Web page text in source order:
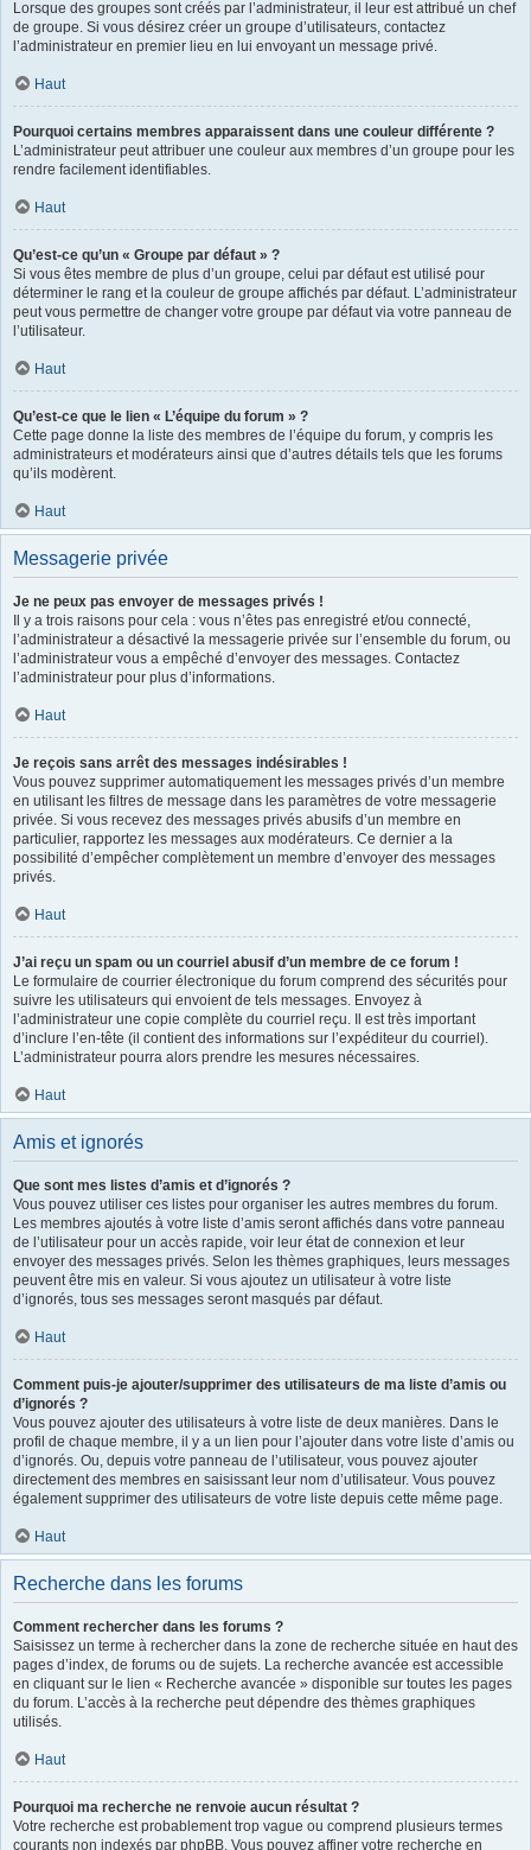
Lorsque des groupes sont créés par l’administrateur, il leur est attribué un chef
de groupe. Si vous désirez créer un groupe d’utilisateurs, contactez
l’administrateur en premier lieu en lui envoyant un message privé.
Haut
Pourquoi certains membres apparaissent dans une couleur différente ?
L’administrateur peut attribuer une couleur aux membres d’un groupe pour les
rendre facilement identifiables.
Haut
Qu’est-ce qu’un « Groupe par défaut » ?
Si vous êtes membre de plus d’un groupe, celui par défaut est utilisé pour
déterminer le rang et la couleur de groupe affichés par défaut. L’administrateur
peut vous permettre de changer votre groupe par défaut via votre panneau de
l’utilisateur.
Haut
Qu’est-ce que le lien « L’équipe du forum » ?
Cette page donne la liste des membres de l’équipe du forum, y compris les
administrateurs et modérateurs ainsi que d’autres détails tels que les forums
qu’ils modèrent.
Haut
Messagerie privée
Je ne peux pas envoyer de messages privés !
Il y a trois raisons pour cela : vous n’êtes pas enregistré et/ou connecté,
l’administrateur a désactivé la messagerie privée sur l’ensemble du forum, ou
l’administrateur vous a empêché d’envoyer des messages. Contactez
l’administrateur pour plus d’informations.
Haut
Je reçois sans arrêt des messages indésirables !
Vous pouvez supprimer automatiquement les messages privés d’un membre
en utilisant les filtres de message dans les paramètres de votre messagerie
privée. Si vous recevez des messages privés abusifs d’un membre en
particulier, rapportez les messages aux modérateurs. Ce dernier a la
possibilité d’empêcher complètement un membre d’envoyer des messages
privés.
Haut
J’ai reçu un spam ou un courriel abusif d’un membre de ce forum !
Le formulaire de courrier électronique du forum comprend des sécurités pour
suivre les utilisateurs qui envoient de tels messages. Envoyez à
l’administrateur une copie complète du courriel reçu. Il est très important
d’inclure l’en-tête (il contient des informations sur l’expéditeur du courriel).
L’administrateur pourra alors prendre les mesures nécessaires.
Haut
Amis et ignorés
Que sont mes listes d’amis et d’ignorés ?
Vous pouvez utiliser ces listes pour organiser les autres membres du forum.
Les membres ajoutés à votre liste d’amis seront affichés dans votre panneau
de l’utilisateur pour un accès rapide, voir leur état de connexion et leur
envoyer des messages privés. Selon les thèmes graphiques, leurs messages
peuvent être mis en valeur. Si vous ajoutez un utilisateur à votre liste
d’ignorés, tous ses messages seront masqués par défaut.
Haut
Comment puis-je ajouter/supprimer des utilisateurs de ma liste d’amis ou
d’ignorés ?
Vous pouvez ajouter des utilisateurs à votre liste de deux manières. Dans le
profil de chaque membre, il y a un lien pour l’ajouter dans votre liste d’amis ou
d’ignorés. Ou, depuis votre panneau de l’utilisateur, vous pouvez ajouter
directement des membres en saisissant leur nom d’utilisateur. Vous pouvez
également supprimer des utilisateurs de votre liste depuis cette même page.
Haut
Recherche dans les forums
Comment rechercher dans les forums ?
Saisissez un terme à rechercher dans la zone de recherche située en haut des
pages d’index, de forums ou de sujets. La recherche avancée est accessible
en cliquant sur le lien « Recherche avancée » disponible sur toutes les pages
du forum. L’accès à la recherche peut dépendre des thèmes graphiques
utilisés.
Haut
Pourquoi ma recherche ne renvoie aucun résultat ?
Votre recherche est probablement trop vague ou comprend plusieurs termes
courants non indexés par phpBB. Vous pouvez affiner votre recherche en